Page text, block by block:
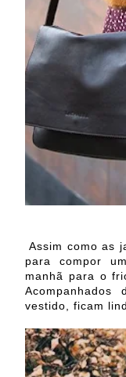
Assim como as
para compor
manhã para o
Acompanhados
vestido, ficam